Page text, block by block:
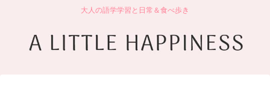
大人の語学学習と日常＆食べ歩き